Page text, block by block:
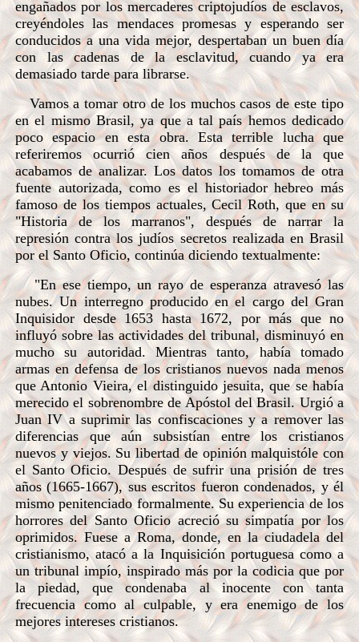
engañados por los mercaderes criptojudíos de esclavos,
creyéndoles las mendaces promesas y esperando ser
conducidos a una vida mejor, despertaban un buen día
con las cadenas de la esclavitud, cuando ya era
demasiado tarde para librarse.
Vamos a tomar otro de los muchos casos de este tipo
en el mismo Brasil, ya que a tal país hemos dedicado
poco espacio en esta obra. Esta terrible lucha que
referiremos ocurrió cien años después de la que
acabamos de analizar. Los datos los tomamos de otra
fuente autorizada, como es el historiador hebreo más
famoso de los tiempos actuales, Cecil Roth, que en su
"Historia de los marranos", después de narrar la
represión contra los judíos secretos realizada en Brasil
por el Santo Oficio, continúa diciendo textualmente:
"En ese tiempo, un rayo de esperanza atravesó las
nubes. Un interregno producido en el cargo del Gran
Inquisidor desde 1653 hasta 1672, por más que no
influyó sobre las actividades del tribunal, disminuyó en
mucho su autoridad. Mientras tanto, había tomado
armas en defensa de los cristianos nuevos nada menos
que Antonio Vieira, el distinguido jesuita, que se había
merecido el sobrenombre de Apóstol del Brasil. Urgió a
Juan IV a suprimir las confiscaciones y a remover las
diferencias que aún subsistían entre los cristianos
nuevos y viejos. Su libertad de opinión malquistóle con
el Santo Oficio. Después de sufrir una prisión de tres
años (1665-1667), sus escritos fueron condenados, y él
mismo penitenciado formalmente. Su experiencia de los
horrores del Santo Oficio acreció su simpatía por los
oprimidos. Fuese a Roma, donde, en la ciudadela del
cristianismo, atacó a la Inquisición portuguesa como a
un tribunal impío, inspirado más por la codicia que por
la piedad, que condenaba al inocente con tanta
frecuencia como al culpable, y era enemigo de los
mejores intereses cristianos.